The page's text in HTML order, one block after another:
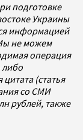
подготовке
Украины
информацией
не можем
операция
либо
(статья
со СМИ
рублей, также